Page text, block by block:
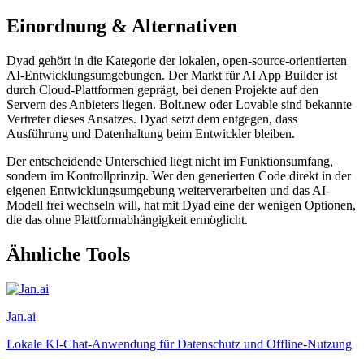
Einordnung & Alternativen
Dyad gehört in die Kategorie der lokalen, open-source-orientierten
AI-Entwicklungsumgebungen. Der Markt für AI App Builder ist
durch Cloud-Plattformen geprägt, bei denen Projekte auf den
Servern des Anbieters liegen. Bolt.new oder Lovable sind bekannte
Vertreter dieses Ansatzes. Dyad setzt dem entgegen, dass
Ausführung und Datenhaltung beim Entwickler bleiben.
Der entscheidende Unterschied liegt nicht im Funktionsumfang,
sondern im Kontrollprinzip. Wer den generierten Code direkt in der
eigenen Entwicklungsumgebung weiterverarbeiten und das AI-
Modell frei wechseln will, hat mit Dyad eine der wenigen Optionen,
die das ohne Plattformabhängigkeit ermöglicht.
Ähnliche Tools
Jan.ai
Lokale KI-Chat-Anwendung für Datenschutz und Offline-Nutzung